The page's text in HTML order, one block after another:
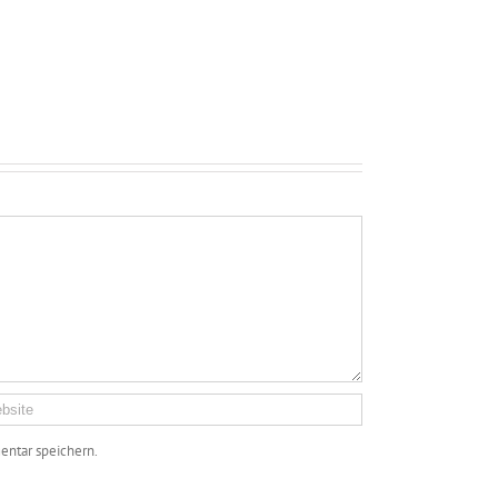
speichern.